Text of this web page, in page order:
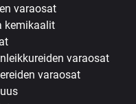
varaosat
kemikaalit
varaosat
varaosat